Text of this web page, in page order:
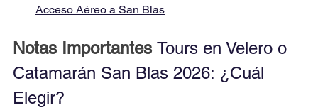
Acceso Aéreo a San Blas
Notas Importantes Tours en Velero o
Catamarán San Blas 2026: ¿Cuál
Elegir?